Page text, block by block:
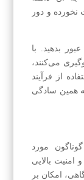
و دور
بدهید. با
می‌کنند،
از فرآیند
همین سادگی
مورد
بالایی
امکان بر